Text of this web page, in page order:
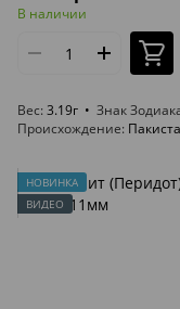
В наличии
Вес 3.19г Знак
Происхождение
НОВИНКА
ВИДЕО